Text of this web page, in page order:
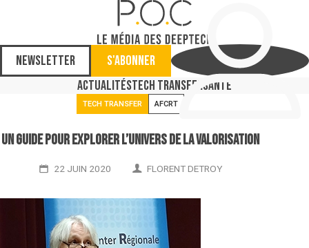
Newsletter
S'abonner
ActualitésTech TransferSanté
TECH TRANSFER AFCRT
Un guide pour explorer l’univers de la valorisation
22 JUIN 2020 FLORENT DETROY